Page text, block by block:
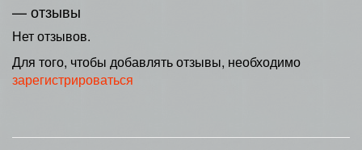
— отзывы
Нет отзывов.
Для того, чтобы добавлять отзывы, необходимо
зарегистрироваться